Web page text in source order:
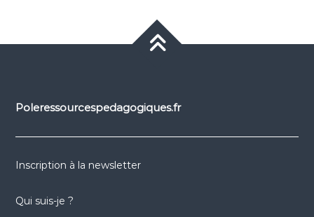
Poleressourcespedagogiques.fr
Inscription à la newsletter
Qui suis-je ?